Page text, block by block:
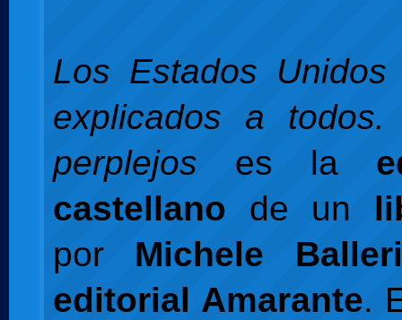
Los Estados
explicados a
perplejos es la
castellano de un
por Michele
editorial Amarante.